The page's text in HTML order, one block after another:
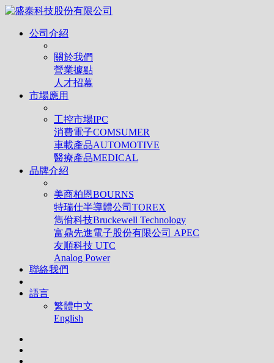
公司介紹
關於我們
營業據點
人才招幕
市場應用
工控市場IPC
消費電子COMSUMER
車載產品AUTOMOTIVE
醫療產品MEDICAL
品牌介紹
美商柏恩BOURNS
特瑞仕半導體公司TOREX
雋佾科技Bruckewell Technology
富鼎先進電子股份有限公司 APEC
友順科技 UTC
Analog Power
聯絡我們
語言
繁體中文
English